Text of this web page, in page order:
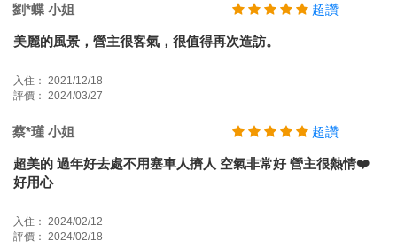
劉*蝶 小姐 超讚
美麗的風景，營主很客氣，很值得再次造訪。
入住： 2021/12/18
評價： 2024/03/27
蔡*瑾 小姐 超讚
超美的 過年好去處不用塞車人擠人 空氣非常好 營主很熱情❤️
好用心
入住： 2024/02/12
評價： 2024/02/18